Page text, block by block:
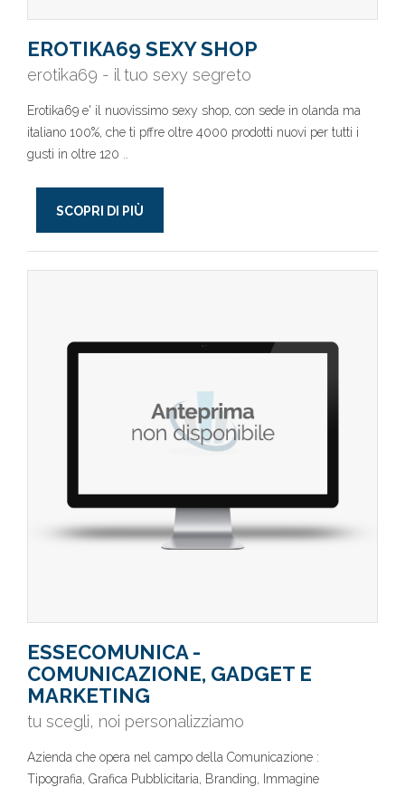
EROTIKA69 SEXY SHOP
erotika69 - il tuo sexy segreto
Erotika69 e' il nuovissimo sexy shop, con sede in olanda ma
italiano 100%, che ti pffre oltre 4000 prodotti nuovi per tutti i
gusti in oltre 120 ..
SCOPRI DI PIÙ
ESSECOMUNICA -
COMUNICAZIONE, GADGET E
MARKETING
tu scegli, noi personalizziamo
Azienda che opera nel campo della Comunicazione :
Tipografia, Grafica Pubblicitaria, Branding, Immagine